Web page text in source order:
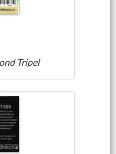
Tripel